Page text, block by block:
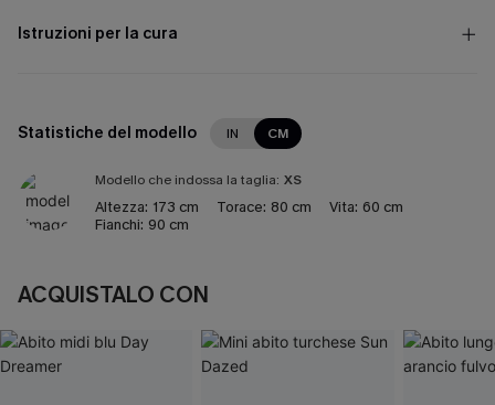
Istruzioni per la cura
Statistiche del modello IN CM
Modello che indossa la taglia: XS
Altezza: 173 cm Torace: 80 cm Vita: 60 cm
Fianchi: 90 cm
ACQUISTALO CON